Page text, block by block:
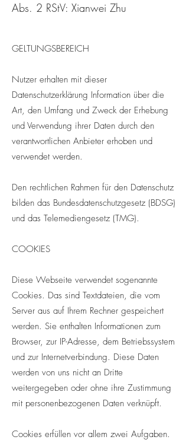
Abs. 2 RStV: Xianwei Zhu
GELTUNGSBEREICH
Nutzer erhalten mit dieser
Datenschutzerklärung Information über die
Art, den Umfang und Zweck der Erhebung
und Verwendung ihrer Daten durch den
verantwortlichen Anbieter erhoben und
verwendet werden.
Den rechtlichen Rahmen für den Datenschutz
bilden das Bundesdatenschutzgesetz (BDSG)
und das Telemediengesetz (TMG).
COOKIES
Diese Webseite verwendet sogenannte
Cookies. Das sind Textdateien, die vom
Server aus auf Ihrem Rechner gespeichert
werden. Sie enthalten Informationen zum
Browser, zur IP-Adresse, dem Betriebssystem
und zur Internetverbindung. Diese Daten
werden von uns nicht an Dritte
weitergegeben oder ohne ihre Zustimmung
mit personenbezogenen Daten verknüpft.
Cookies erfüllen vor allem zwei Aufgaben.